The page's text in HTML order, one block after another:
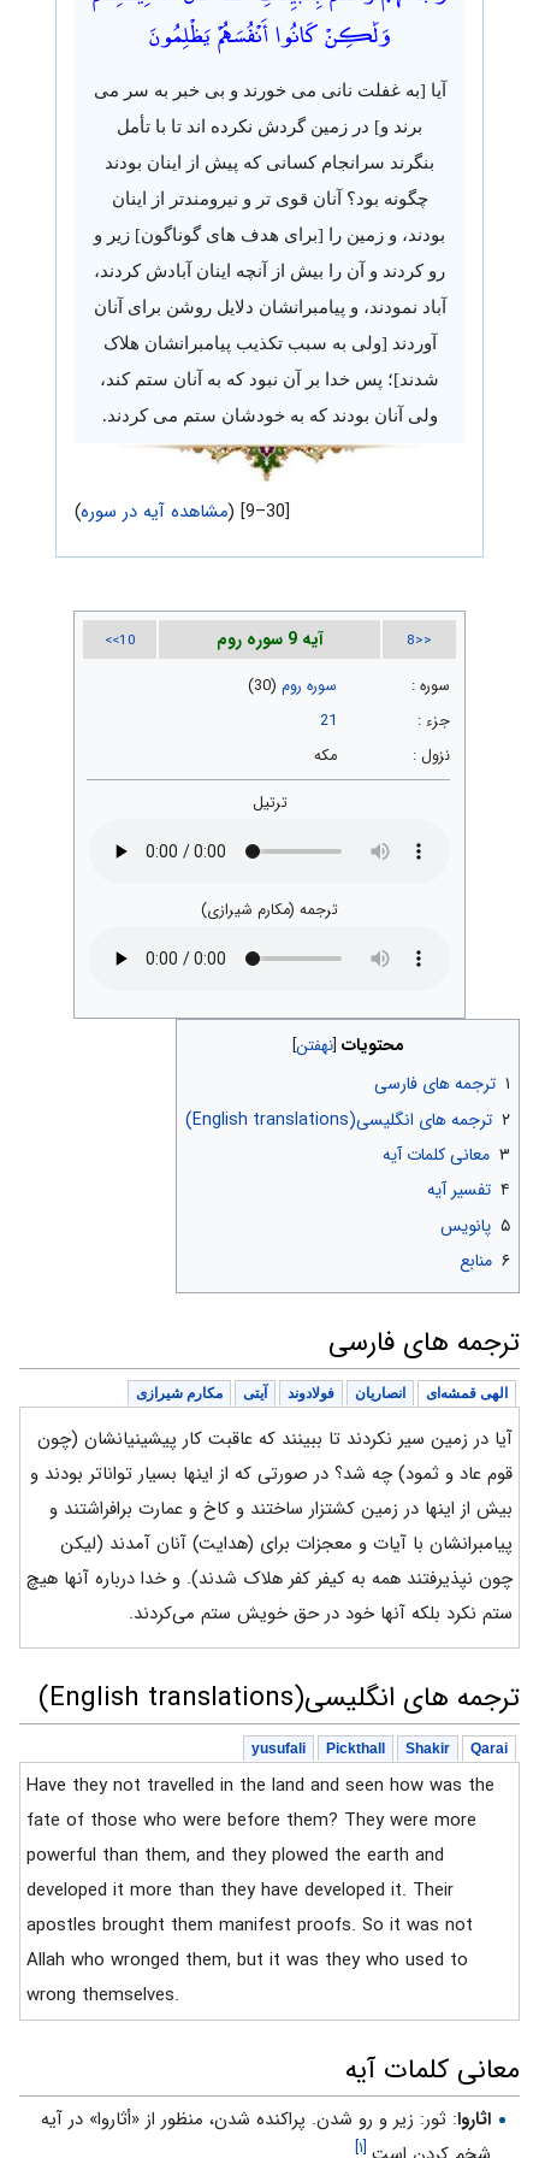
وَلَٰكِنْ كَانُوا أَنْفُسَهُمْ يَظْلِمُونَ
آیا [به غفلت نانی می خورند و بی خبر به سر می
برند و] در زمین گردش نکرده اند تا با تأمل
بنگرند سرانجام کسانی که پیش از اینان بودند
چگونه بود؟ آنان قوی تر و نیرومندتر از اینان
بودند، و زمین را [برای هدف های گوناگون] زیر و
رو کردند و آن را بیش از آنچه اینان آبادش کردند،
آباد نمودند، و پیامبرانشان دلایل روشن برای آنان
آوردند [ولی به سبب تکذیب پیامبرانشان هلاک
شدند]؛ پس خدا بر آن نبود که به آنان ستم کند،
ولی آنان بودند که به خودشان ستم می کردند.
[30–9] ( مشاهده آیه در سوره)
<<8 آیه 9 سوره روم 10>>
سوره : سوره روم (30)
جزء :
21
نزول :
مکه
ترتیل
ترجمه (مکارم شیرازی)
محتویات
۱ ترجمه های فارسی
۲ ترجمه های انگلیسی(English translations)
۳ معانی کلمات آیه
۴ تفسیر آیه
۵ پانویس
۶ منابع
ترجمه های فارسی
الهی قمشه‌ای انصاریان فولادوند آیتی مکارم شیرازی
آیا در زمین سیر نکردند تا ببینند که عاقبت کار پیشینیانشان (چون
قوم عاد و ثمود) چه شد؟ در صورتی که از اینها بسیار تواناتر بودند و
بیش از اینها در زمین کشتزار ساختند و کاخ و عمارت برافراشتند و
پیامبرانشان با آیات و معجزات برای (هدایت) آنان آمدند (لیکن
چون نپذیرفتند همه به کیفر کفر هلاک شدند). و خدا درباره آنها هیچ
ستم نکرد بلکه آنها خود در حق خویش ستم می‌کردند.
ترجمه های انگلیسی(English translations)
Qarai
Shakir
Pickthall
yusufali
Have they not travelled in the land and seen how was the
fate of those who were before them? They were more
powerful than them, and they plowed the earth and
developed it more than they have developed it. Their
apostles brought them manifest proofs. So it was not
Allah who wronged them, but it was they who used to
wrong themselves.
معانی کلمات آیه
اثاروا: ثور: زير و رو شدن. پراكنده شدن، منظور از «أثاروا» در آيه
[۱]